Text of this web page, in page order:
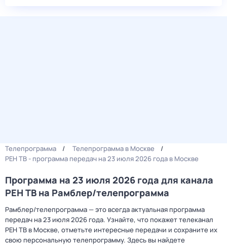
Телепрограмма
Телепрограмма в Москве
РЕН ТВ - программа передач на 23 июля 2026 года в Москве
Программа на 23 июля 2026 года для канала
РЕН ТВ на Рамблер/телепрограмма
Рамблер/телепрограмма — это всегда актуальная программа
передач на 23 июля 2026 года. Узнайте, что покажет телеканал
РЕН ТВ в Москве, отметьте интересные передачи и сохраните их
свою персональную телепрограмму. Здесь вы найдете